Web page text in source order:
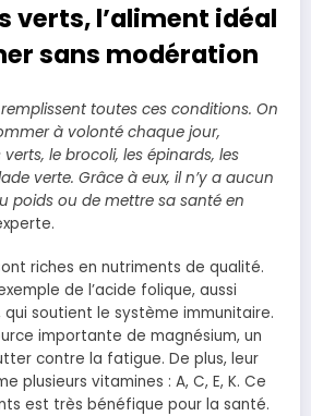
verts, l’aliment idéal
sans modération
toutes ces conditions. On
à volonté chaque jour,
le brocoli, les épinards, les
verte. Grâce à eux, il n’y a aucun
poids ou de mettre sa santé en
riches en nutriments de qualité.
de l’acide folique, aussi
soutient le système immunitaire.
importante de magnésium, un
contre la fatigue. De plus, leur
plusieurs vitamines : A, C, E, K. Ce
est très bénéfique pour la santé.